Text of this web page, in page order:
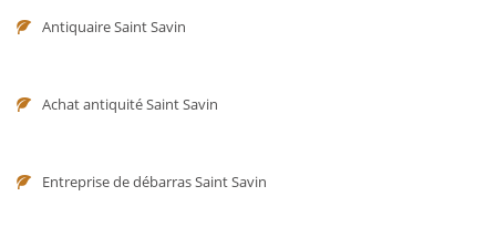
Antiquaire Saint Savin
Achat antiquité Saint Savin
Entreprise de débarras Saint Savin